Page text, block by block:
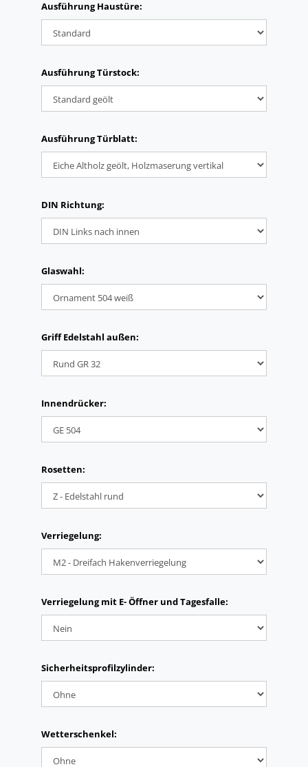
Ausführung Haustüre:
Ausführung Türstock:
Ausführung Türblatt:
DIN Richtung:
Glaswahl:
Griff Edelstahl außen:
Innendrücker:
Rosetten:
Verriegelung:
Verriegelung mit E- Öffner und Tagesfalle:
Sicherheitsprofilzylinder:
Wetterschenkel: